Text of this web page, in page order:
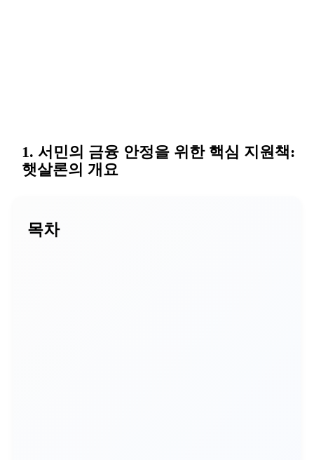
1. 서민의 금융 안정을 위한 핵심 지원책:
햇살론의 개요
목차